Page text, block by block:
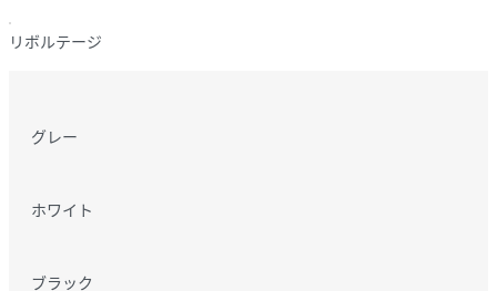
リボルテージ
グレー
ホワイト
ブラック